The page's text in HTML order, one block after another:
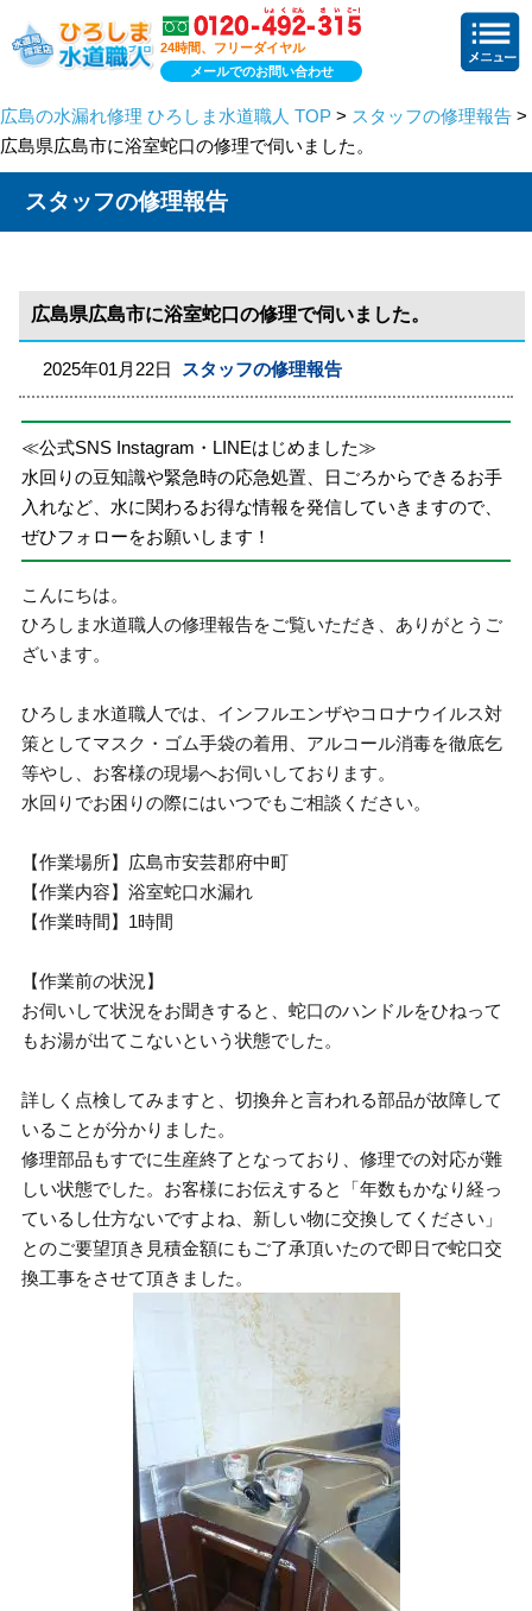
24時間、フリーダイヤル
メールでのお問い合わせ
広島の水漏れ修理 ひろしま水道職人 TOP > スタッフの修理報告 >
広島県広島市に浴室蛇口の修理で伺いました。
スタッフの修理報告
広島県広島市に浴室蛇口の修理で伺いました。
2025年01月22日 スタッフの修理報告
≪公式SNS Instagram・LINEはじめました≫
水回りの豆知識や緊急時の応急処置、日ごろからできるお手
入れなど、水に関わるお得な情報を発信していきますので、
ぜひフォローをお願いします！
こんにちは。
ひろしま水道職人の修理報告をご覧いただき、ありがとうご
ざいます。
ひろしま水道職人では、インフルエンザやコロナウイルス対
策としてマスク・ゴム手袋の着用、アルコール消毒を徹底乞
等やし、お客様の現場へお伺いしております。
水回りでお困りの際にはいつでもご相談ください。
【作業場所】広島市安芸郡府中町
【作業内容】浴室蛇口水漏れ
【作業時間】1時間
【作業前の状況】
お伺いして状況をお聞きすると、蛇口のハンドルをひねって
もお湯が出てこないという状態でした。
詳しく点検してみますと、切換弁と言われる部品が故障して
いることが分かりました。
修理部品もすでに生産終了となっており、修理での対応が難
しい状態でした。お客様にお伝えすると「年数もかなり経っ
ているし仕方ないですよね、新しい物に交換してください」
とのご要望頂き見積金額にもご了承頂いたので即日で蛇口交
換工事をさせて頂きました。